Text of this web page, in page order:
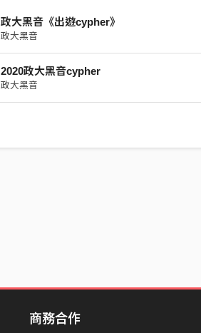
政大黑音《出遊cypher》
政大黑音
2020政大黑音cypher
政大黑音
商務合作